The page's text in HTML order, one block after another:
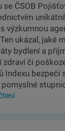
se ČSOB
výzkumnou
ukázal, jaké
bydlení a
zdraví či
Indexu bezpečí